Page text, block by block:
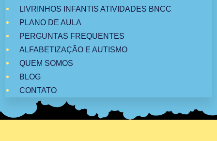
LIVRINHOS INFANTIS ATIVIDADES BNCC
PLANO DE AULA
PERGUNTAS FREQUENTES
ALFABETIZAÇÃO E AUTISMO
QUEM SOMOS
BLOG
CONTATO